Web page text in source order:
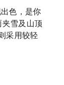
色，是你
雪及山顶
采用较轻